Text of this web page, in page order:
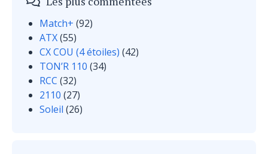
Match+ (92)
ATX(55)
CX COU (4 étoiles) (42)
TON’R 110 (34)
RCC (32)
2110 (27)
Soleil (26)